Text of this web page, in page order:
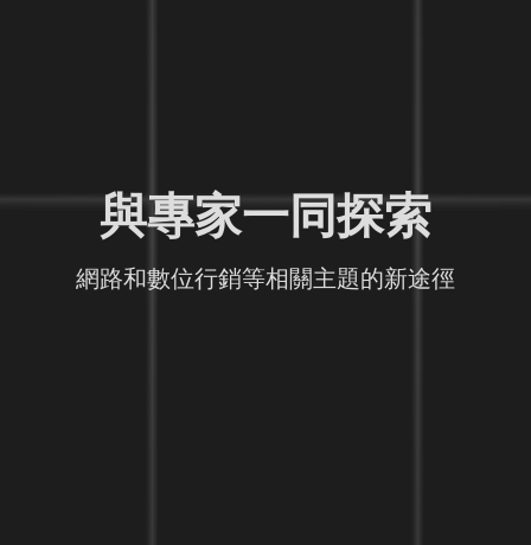
與專家一同探索
網路和數位行銷等相關主題的新途徑